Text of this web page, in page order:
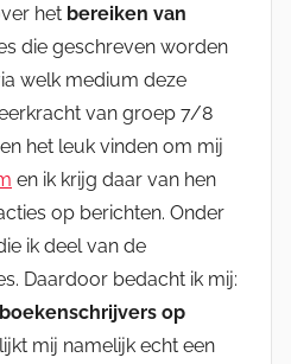
het bereiken van
die geschreven worden
welk medium deze
van groep 7/8
het leuk vinden om mij
en ik krijg daar van hen
op berichten. Onder
ik deel van de
Daardoor bedacht ik mij:
op
mij namelijk echt een